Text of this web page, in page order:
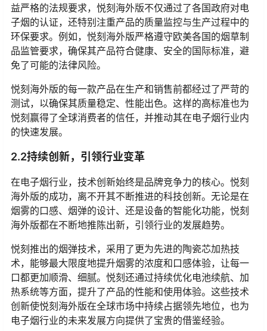
益严格的法规要求，悦刻海外版不仅通过了各国政府对电
子烟的认证，还特别注重产品的质量监控与生产过程中的
环保要求。例如，悦刻海外版严格遵守欧美各国的烟草制
品监管要求，确保其产品符合健康、安全的国际标准，避
免了可能的法律风险。
悦刻海外版的每一款产品在生产和销售前都经过了严苛的
测试，以确保其质量稳定、性能出色。这样的高标准也为
悦刻赢得了全球消费者的信任，并推动其在电子烟行业内
的快速发展。
2.2持续创新，引领行业变革
在电子烟行业，技术创新始终是品牌竞争力的核心。悦刻
海外版的成功，离不开其不断推进的科技创新。无论是在
烟雾的口感、烟弹的设计、还是设备的智能化功能，悦刻
海外版都在不断地推陈出新，引领行业的发展趋势。
悦刻推出的烟弹技术，采用了更为先进的陶瓷芯加热技
术，能够最大限度地提升烟雾的浓度和口感体验，让每一
口都更加顺滑、细腻。悦刻还通过持续优化电池续航、加
热系统等方面，提升了产品的性能和使用体验。这些技术
创新使悦刻海外版在全球市场中持续占据领先地位，也为
电子烟行业的未来发展方向提供了宝贵的借鉴经验。